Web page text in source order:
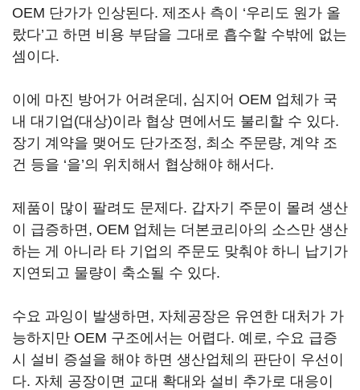
OEM 단가가 인상된다. 제조사 측이 ‘우리도 원가 올
랐다’고 하면 비용 부담을 그대로 흡수할 수밖에 없는
셈이다.
이에 마진 방어가 어려운데, 심지어 OEM 업체가 국
내 대기업(대상)이라 협상 면에서도 불리할 수 있다.
장기 계약을 맺어도 단가조정, 최소 주문량, 계약 조
건 등을 ‘을’의 위치해서 협상해야 해서다.
제품이 많이 팔려도 문제다. 갑자기 주문이 몰려 생산
이 급증하면, OEM 업체는 더본코리아의 소스만 생산
하는 게 아니라 타 기업의 주문도 맞춰야 하니 납기가
지연되고 물량이 축소될 수 있다.
수요 과잉이 발생하면, 자체공장은 유연한 대처가 가
능하지만 OEM 구조에서는 어렵다. 예로, 수요 급증
시 설비 증설을 해야 하면 생산업체의 판단이 우선이
다. 자체 공장이면 교대 확대와 설비 추가로 대응이